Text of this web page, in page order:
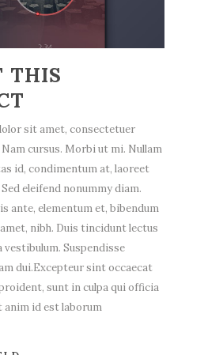
THIS
sit amet, consectetuer
cursus. Morbi ut mi. Nullam
id, condimentum at, laoreet
eleifend nonummy diam.
ante, elementum et, bibendum
nibh. Duis tincidunt lectus
vestibulum. Suspendisse
dui.Excepteur sint occaecat
sunt in culpa qui officia
id est laborum